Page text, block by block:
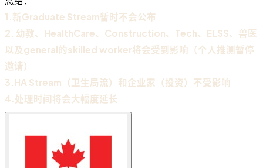
1.新Graduate Stream暂时不会公布
2. 幼教、HealthCare、Construction、Tech、ELSS、兽医
以及general的skilled worker将会受到影响（个人推测暂停
邀请）
3.HA Stream（卫生局流）和企业家（投资）不受影响
4.处理时间将会大幅度延长